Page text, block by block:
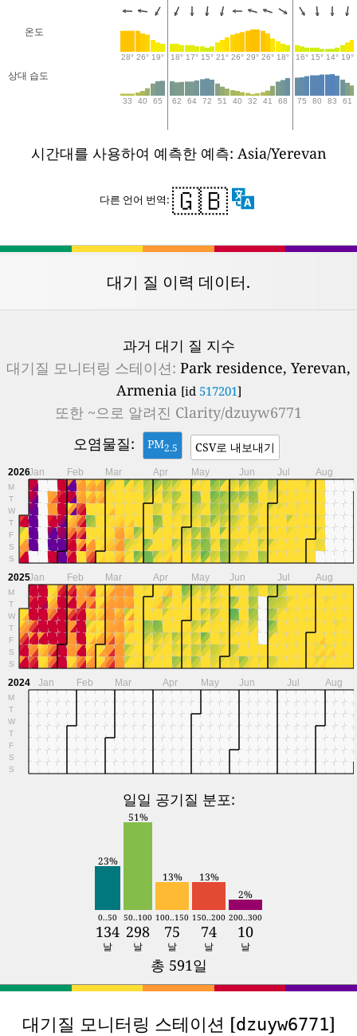
온도
28° 26° 19° 18° 17° 15° 21° 26° 29° 26° 18° 16° 15° 14° 19°
상대 습도
33 40 65 62 64 72 51 40 32 41 68 75 80 83 61
시간대를 사용하여 예측한 예측: Asia/Yerevan
다른 언어 번역: 🇬🇧
대기 질 이력 데이터.
과거 대기 질 지수
대기질 모니터링 스테이션: Park residence, Yerevan,
Armenia [id 517201]
또한 ~으로 알려진 Clarity/dzuyw6771
오염물질:
PM2.5 CSV로 내보내기
2026
M
T
W
T
F
S
S
Jan Feb Mar Apr May Jun Jul Aug
2025
M
T
W
T
F
S
S
Jan Feb Mar Apr May Jun Jul Aug
2024
M
T
W
T
F
S
S
Jan Feb Mar Apr May Jun Jul Aug
일일 공기질 분포:
23%
51%
13%
13%
2%
0..50 50..100 100..150 150..200 200..300
134 298 75 74 10
날 날 날 날 날
총 591일
대기질 모니터링 스테이션 [dzuyw6771]